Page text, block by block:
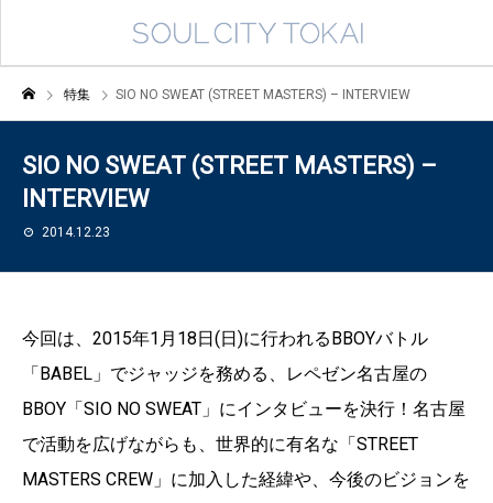
特集 SIO NO SWEAT (STREET MASTERS) – INTERVIEW
SIO NO SWEAT (STREET MASTERS) –
INTERVIEW
2014.12.23
今回は、2015年1月18日(日)に行われるBBOYバトル
「BABEL」でジャッジを務める、レペゼン名古屋の
BBOY「SIO NO SWEAT」にインタビューを決行！名古屋
で活動を広げながらも、世界的に有名な「STREET
MASTERS CREW」に加入した経緯や、今後のビジョンを